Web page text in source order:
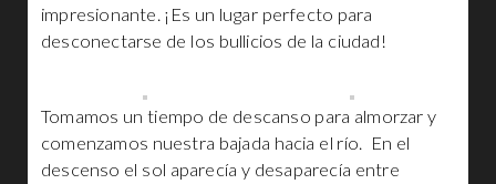
impresionante. ¡Es un lugar perfecto para
desconectarse de los bullicios de la ciudad!
Tomamos un tiempo de descanso para almorzar y
comenzamos nuestra bajada hacia el río. En el
descenso el sol aparecía y desaparecía entre